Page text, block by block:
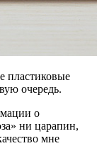
пластиковые
очередь.
о
ни царапин,
мне